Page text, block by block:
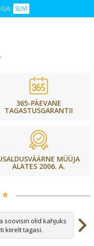
SUVI
365-PÄEVANE
TAGASTUSGARANTII
MÜÜJA
ALATES 2006. A.
soovisin olid kahjuks
kiirelt tagasi.